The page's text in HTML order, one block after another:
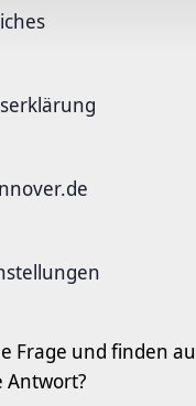
Frage und finden
Antwort?